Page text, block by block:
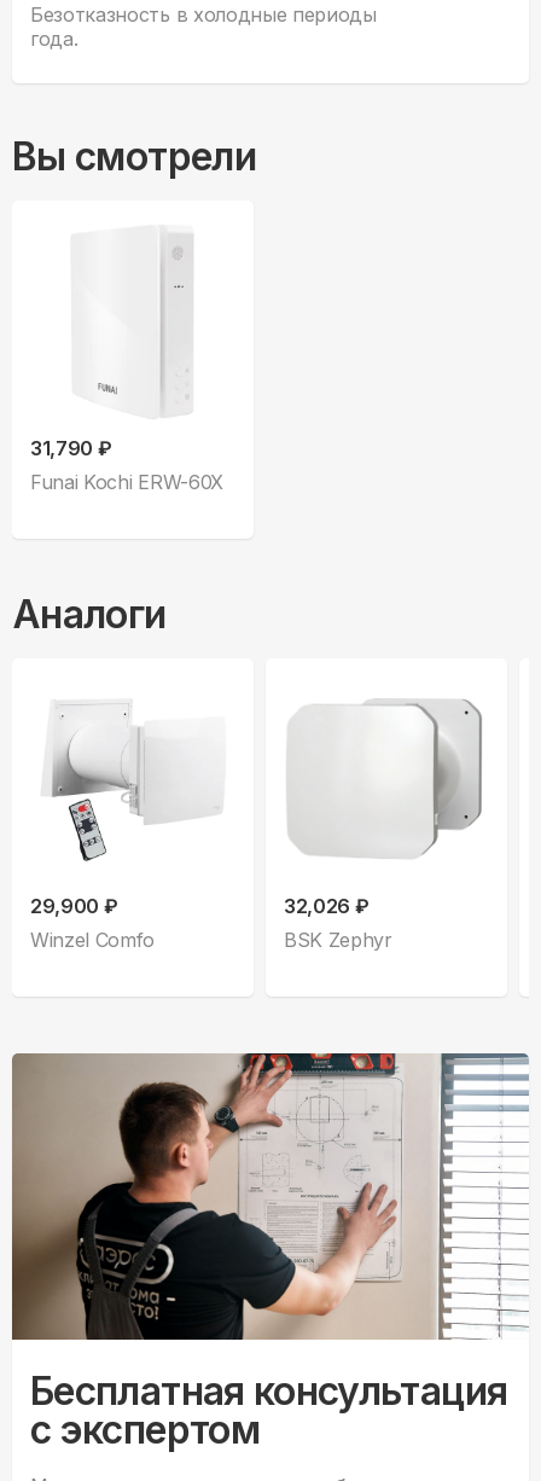
Безотказность в холодные периоды
года.
Вы смотрели
31,790 ₽
Funai Kochi ERW-60X
Аналоги
29,900 ₽
Winzel Comfo
32,026 ₽
BSK Zephyr
Бесплатная консультация
с экспертом